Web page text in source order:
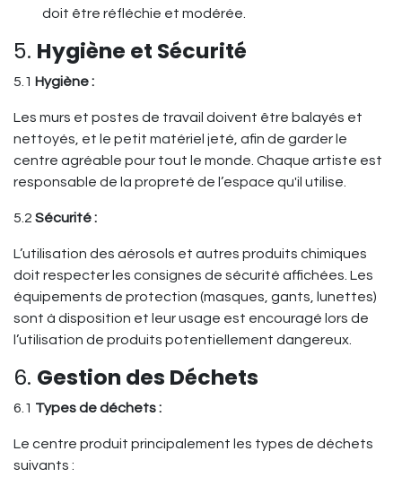
doit être réfléchie et modérée.
5. Hygiène et Sécurité
5.1 Hygiène :
Les murs et postes de travail doivent être balayés et
nettoyés, et le petit matériel jeté, afin de garder le
centre agréable pour tout le monde. Chaque artiste est
responsable de la propreté de l’espace qu'il utilise.
5.2 Sécurité :
L’utilisation des aérosols et autres produits chimiques
doit respecter les consignes de sécurité affichées. Les
équipements de protection (masques, gants, lunettes)
sont à disposition et leur usage est encouragé lors de
l’utilisation de produits potentiellement dangereux.
6. Gestion des Déchets
6.1 Types de déchets :
Le centre produit principalement les types de déchets
suivants :